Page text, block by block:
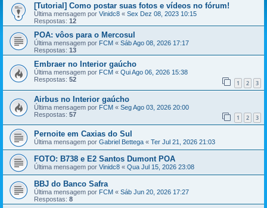
[Tutorial] Como postar suas fotos e vídeos no fórum!
Última mensagem por Vinidc8 « Sex Dez 08, 2023 10:15
Respostas: 12
POA: vôos para o Mercosul
Última mensagem por FCM « Sáb Ago 08, 2026 17:17
Respostas: 13
Embraer no Interior gaúcho
Última mensagem por FCM « Qui Ago 06, 2026 15:38
Respostas: 52 1 2 3
Airbus no Interior gaúcho
Última mensagem por FCM « Seg Ago 03, 2026 20:00
Respostas: 57 1 2 3
Pernoite em Caxias do Sul
Última mensagem por Gabriel Bettega « Ter Jul 21, 2026 21:03
FOTO: B738 e E2 Santos Dumont POA
Última mensagem por Vinidc8 « Qua Jul 15, 2026 23:08
BBJ do Banco Safra
Última mensagem por FCM « Sáb Jun 20, 2026 17:27
Respostas: 8